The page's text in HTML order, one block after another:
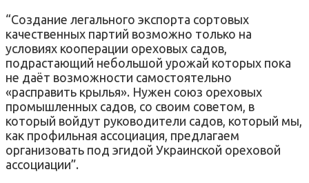
“Создание легального экспорта сортовых
качественных партий возможно только на
условиях кооперации ореховых садов,
подрастающий небольшой урожай которых пока
не даёт возможности самостоятельно
«расправить крылья». Нужен союз ореховых
промышленных садов, со своим советом, в
который войдут руководители садов, который мы,
как профильная ассоциация, предлагаем
организовать под эгидой Украинской ореховой
ассоциации”.